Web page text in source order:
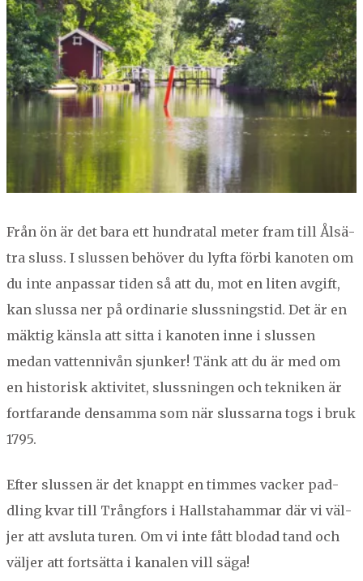
Från ön är det bara ett hun­dratal meter fram till Ålsä­
tra sluss. I slussen behöver du lyf­ta för­bi kan­oten om
du inte anpas­sar tiden så att du, mot en liten avgift,
kan slus­sa ner på ordi­nar­ie slussningstid. Det är en
mäk­tig känsla att sit­ta i kan­oten inne i slussen
medan vat­ten­nivån sjunker! Tänk att du är med om
en his­torisk aktivitet, slussnin­gen och tekniken är
fort­farande den­sam­ma som när slus­sar­na togs i bruk
1795.
Efter slussen är det knappt en timmes vack­er pad­
dling kvar till Trång­fors i Hall­sta­ham­mar där vi väl­
jer att avs­lu­ta turen. Om vi inte fått blo­dad tand och
väl­jer att fort­sät­ta i kanalen vill säga!